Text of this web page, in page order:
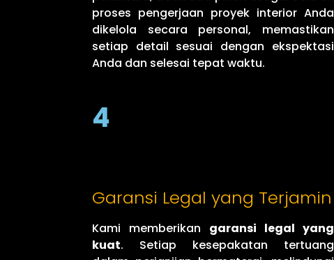
proses pengerjaan proyek interior Anda
dikelola secara personal, memastikan
setiap detail sesuai dengan ekspektasi
Anda dan selesai tepat waktu.
4
Garansi Legal yang Terjamin
Kami memberikan garansi legal yang
kuat. Setiap kesepakatan tertuang